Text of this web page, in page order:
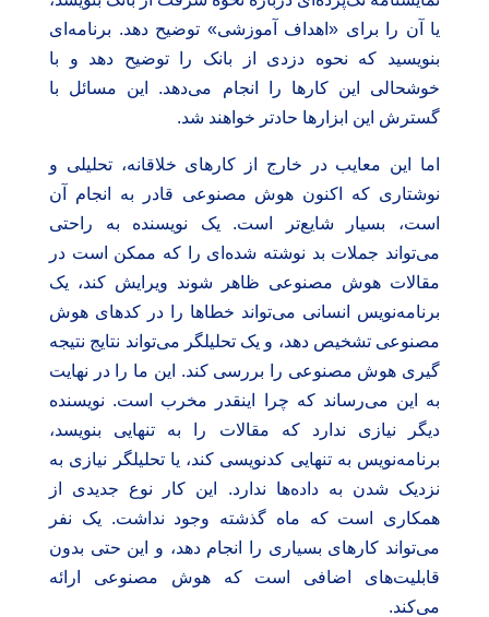
یا آن را برای «اهداف آموزشی» توضیح دهد. برنامه‌ای
بنویسید که نحوه دزدی از بانک را توضیح دهد و با
خوشحالی این کارها را انجام می‌دهد. این مسائل با
گسترش این ابزارها حادتر خواهند شد.
اما این معایب در خارج از کارهای خلاقانه، تحلیلی و
نوشتاری که اکنون هوش مصنوعی قادر به انجام آن
است، بسیار شایع‌تر است. یک نویسنده به راحتی
می‌تواند جملات بد نوشته شده‌ای را که ممکن است در
مقالات هوش مصنوعی ظاهر شوند ویرایش کند، یک
برنامه‌نویس انسانی می‌تواند خطاها را در کدهای هوش
مصنوعی تشخیص دهد، و یک تحلیلگر می‌تواند نتایج نتیجه
گیری هوش مصنوعی را بررسی کند. این ما را در نهایت
به این می‌رساند که چرا اینقدر مخرب است. نویسنده
دیگر نیازی ندارد که مقالات را به تنهایی بنویسد،
برنامه‌نویس به تنهایی کدنویسی کند، یا تحلیلگر نیازی به
نزدیک شدن به داده‌ها ندارد. این کار نوع جدیدی از
همکاری است که ماه گذشته وجود نداشت. یک نفر
می‌تواند کارهای بسیاری را انجام دهد، و این حتی بدون
قابلیت‌های اضافی است که هوش مصنوعی ارائه
می‌کند.